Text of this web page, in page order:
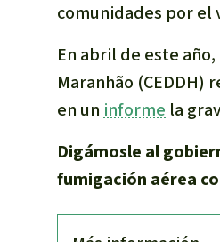
comunidades por el
En abril de este
Maranhão (CEDDH)
en un informe la
Digámosle al
fumigación aérea